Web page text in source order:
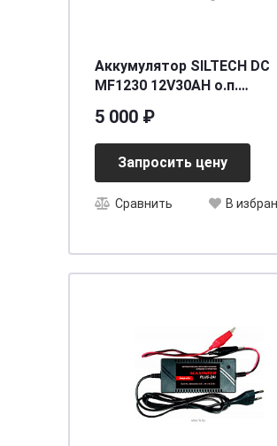
Аккумулятор SILTECH DC
MF1230 12V30AH о.п.
эл (уп.2 шт)
[д167ш127в/175/320
5 000 ₽
Запросить цену
Сравнить В